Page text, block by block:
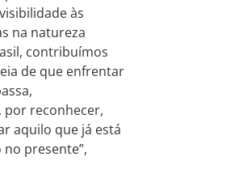
às
na natureza
contribuímos
de que enfrentar
por reconhecer,
aquilo que já está
presente”,